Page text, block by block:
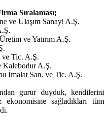
Sıralaması;
ve Ulaşım Sanayi A.Ş.
ve Yatırım A.Ş.
ve Tic. A.Ş.
Kalebodur A.Ş.
İmalat San. ve Tic. A.Ş.
gurur duyduk, kendilerini
sağladıkları tüm